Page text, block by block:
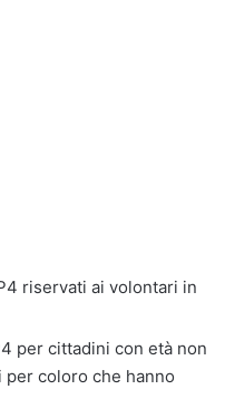
riservati ai volontari in
per cittadini con età non
per coloro che hanno